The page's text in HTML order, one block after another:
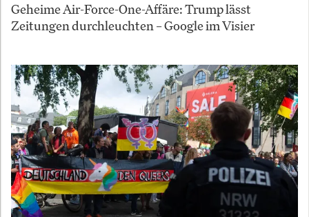
Geheime Air-Force-One-Affäre: Trump lässt
Zeitungen durchleuchten – Google im Visier